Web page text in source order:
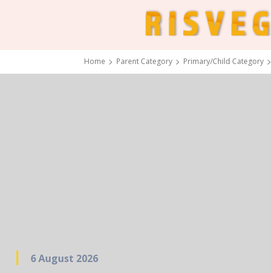
Home Parent Category Primary/Child Category
6 August 2026